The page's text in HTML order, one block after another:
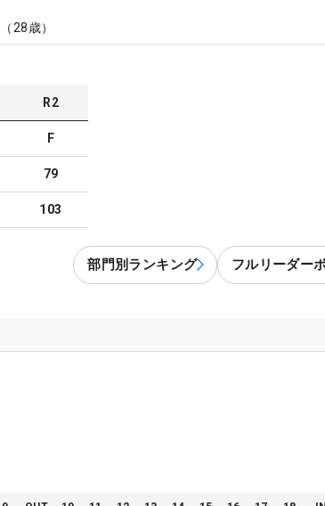
（28歳）
R2
F
79
103
部門別ランキング フルリーダー